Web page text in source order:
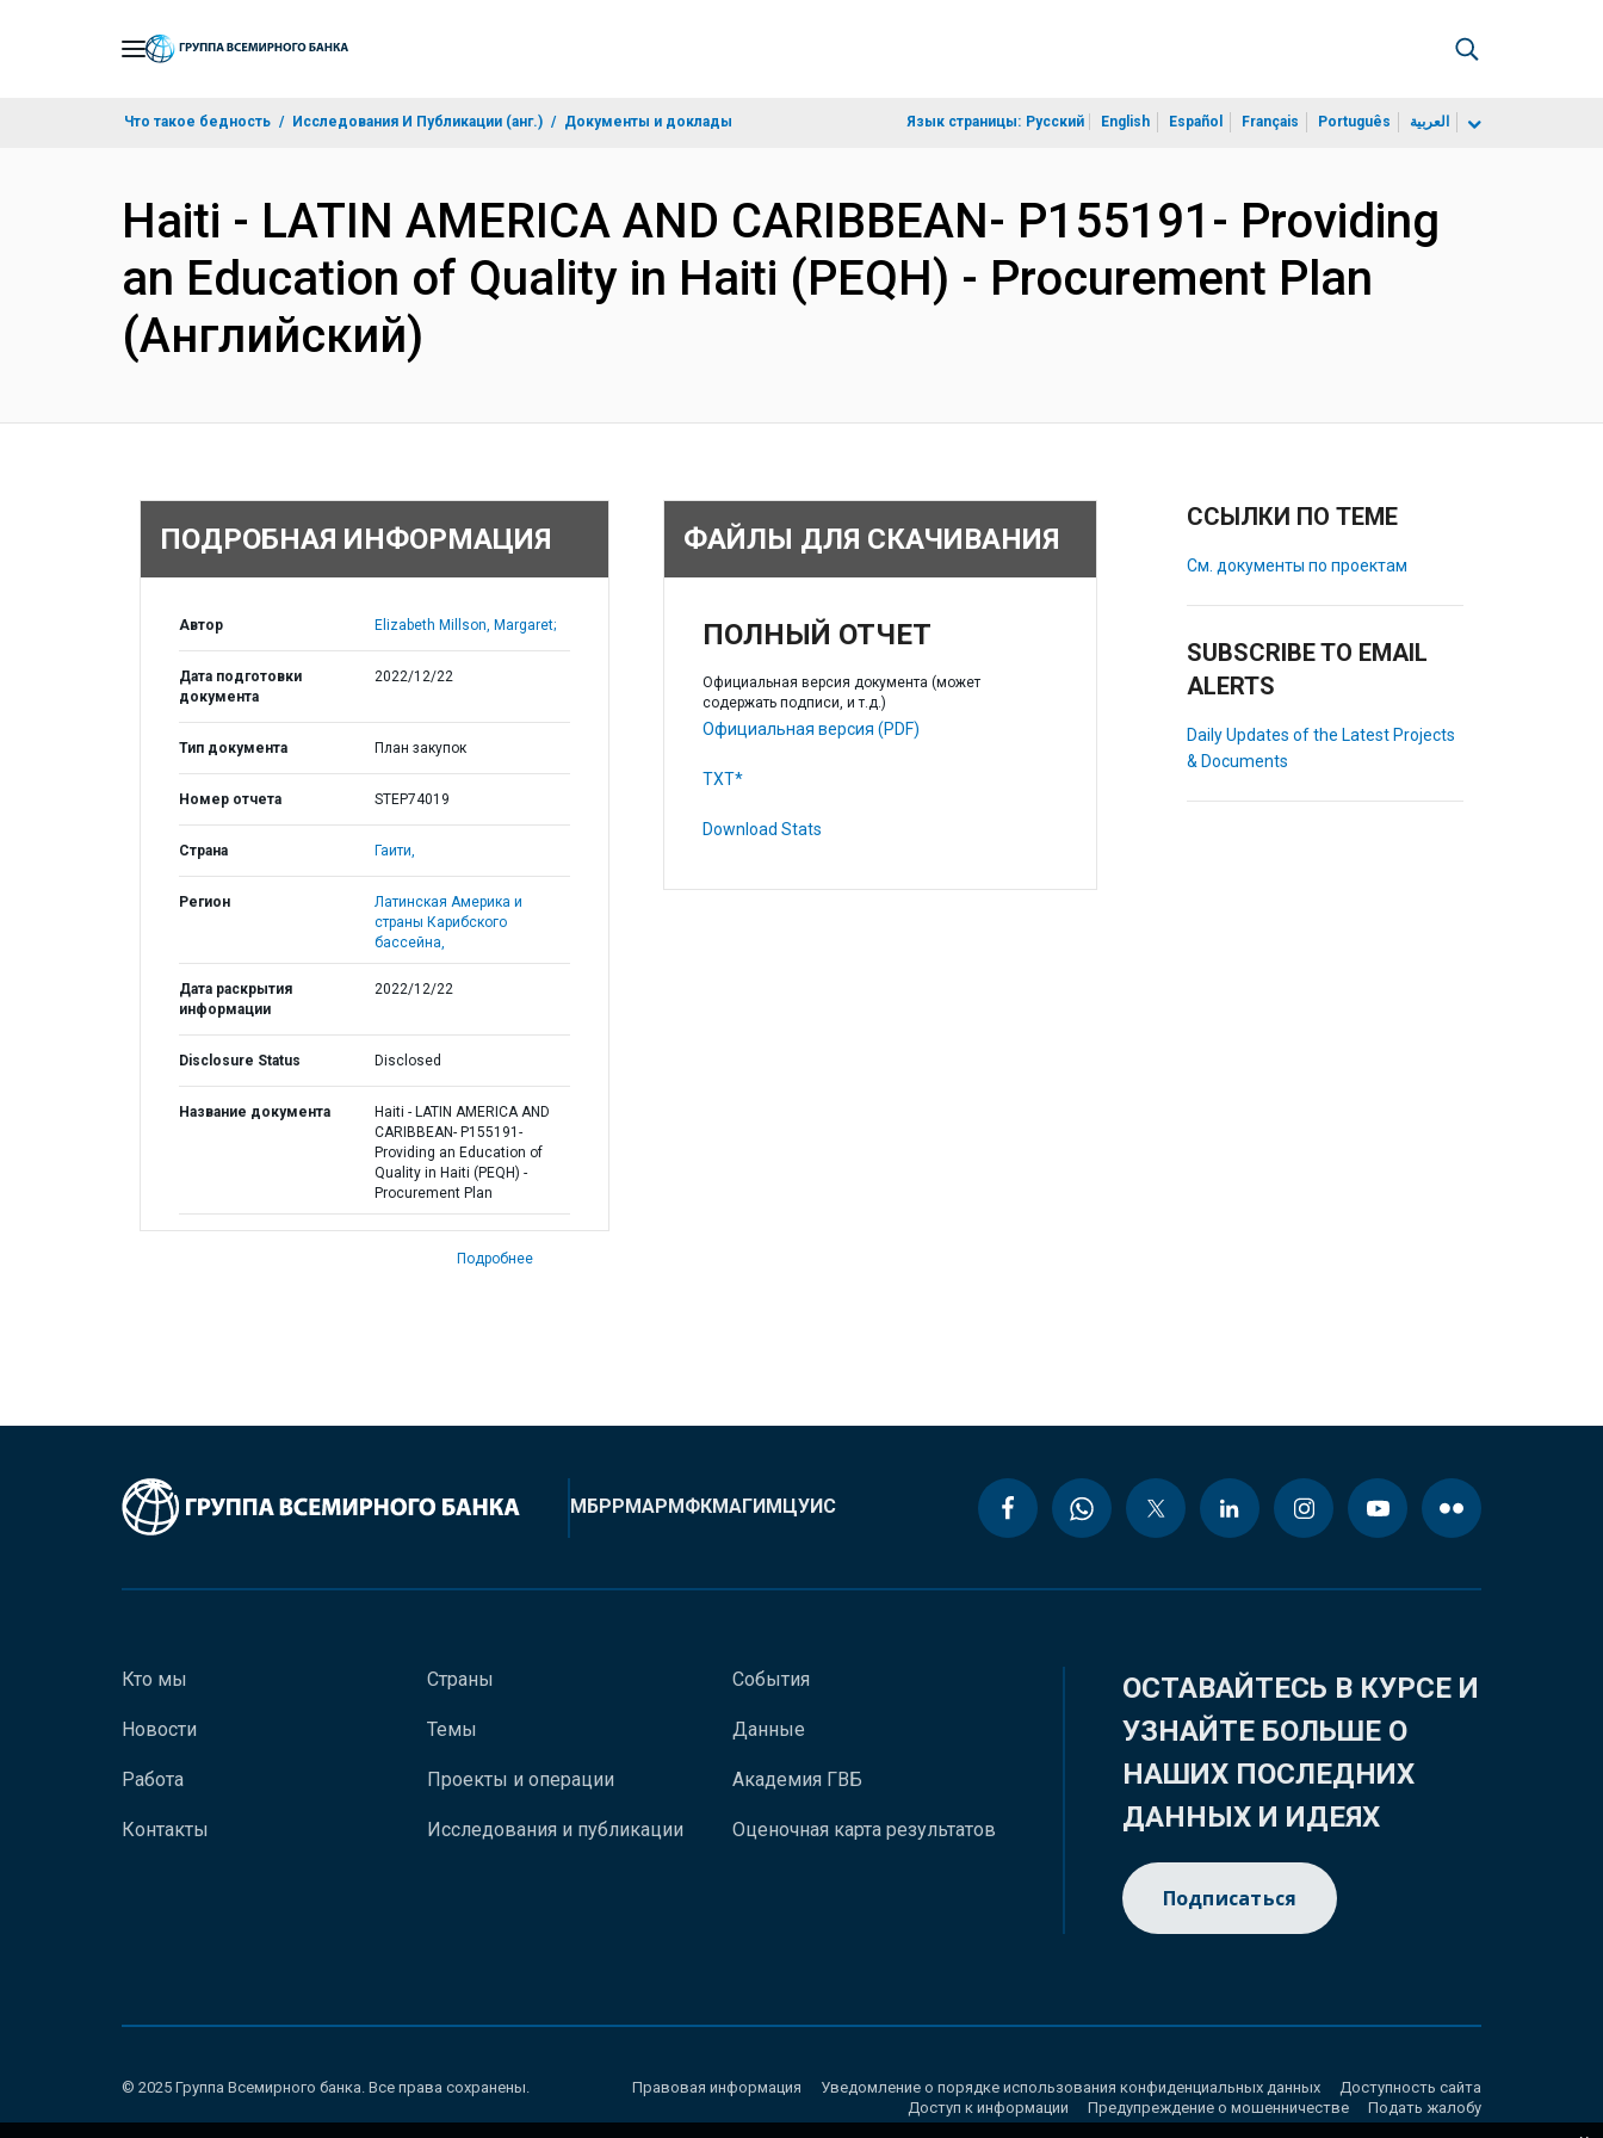
Что такое бедность Исследования И Публикации (анг.) Документы и доклады Язык страницы: Русский English Español Français Português العربية
Haiti - LATIN AMERICA AND CARIBBEAN- P155191- Providing
an Education of Quality in Haiti (PEQH) - Procurement Plan
(Английский)
ПОДРОБНАЯ ИНФОРМАЦИЯ
Автор Elizabeth Millson, Margaret;
Дата подготовки
документа
2022/12/22
Тип документа План закупок
Номер отчета STEP74019
Страна Гаити,
Регион
Латинская Америка и
страны Карибского
бассейна,
Дата раскрытия
информации
2022/12/22
Disclosure Status Disclosed
Название документа
Haiti - LATIN AMERICA AND
CARIBBEAN- P155191-
Providing an Education of
Quality in Haiti (PEQH) -
Procurement Plan
Подробнее
ФАЙЛЫ ДЛЯ СКАЧИВАНИЯ
ПОЛНЫЙ ОТЧЕТ
Официальная версия документа (может
содержать подписи, и т.д.)
Официальная версия (PDF)
TXT*
Download Stats
ССЫЛКИ ПО ТЕМЕ
См. документы по проектам
SUBSCRIBE TO EMAIL
ALERTS
Daily Updates of the Latest Projects
& Documents
МБРРМАРМФКМАГИМЦУИС
Кто мы
Новости
Работа
Контакты
Страны
Темы
Проекты и операции
Исследования и публикации
События
Данные
Академия ГВБ
Оценочная карта результатов
ОСТАВАЙТЕСЬ В КУРСЕ И
УЗНАЙТЕ БОЛЬШЕ О
НАШИХ ПОСЛЕДНИХ
ДАННЫХ И ИДЕЯХ
Подписаться
© 2025 Группа Всемирного банка. Все права сохранены. Правовая информация Уведомление о порядке использования конфиденциальных данных
Доступность сайта
Доступ к информации
Предупреждение о мошенничестве Подать жалобу